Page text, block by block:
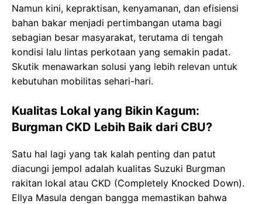
Namun kini, kepraktisan, kenyamanan, dan efisiensi
bahan bakar menjadi pertimbangan utama bagi
sebagian besar masyarakat, terutama di tengah
kondisi lalu lintas perkotaan yang semakin padat.
Skutik menawarkan solusi yang lebih relevan untuk
kebutuhan mobilitas sehari-hari.
Kualitas Lokal yang Bikin Kagum:
Burgman CKD Lebih Baik dari CBU?
Satu hal lagi yang tak kalah penting dan patut
diacungi jempol adalah kualitas Suzuki Burgman
rakitan lokal atau CKD (Completely Knocked Down).
Ellya Masula dengan bangga memastikan bahwa